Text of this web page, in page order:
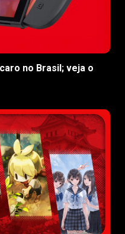
no Brasil; veja o